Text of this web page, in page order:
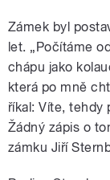
Zámek byl
let. „Počítáme
chápu jako
která po mně
říkal: Víte, tehdy
Žádný zápis o
zámku Jiří